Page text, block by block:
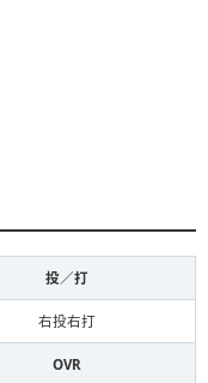
投／打
右投右打
OVR